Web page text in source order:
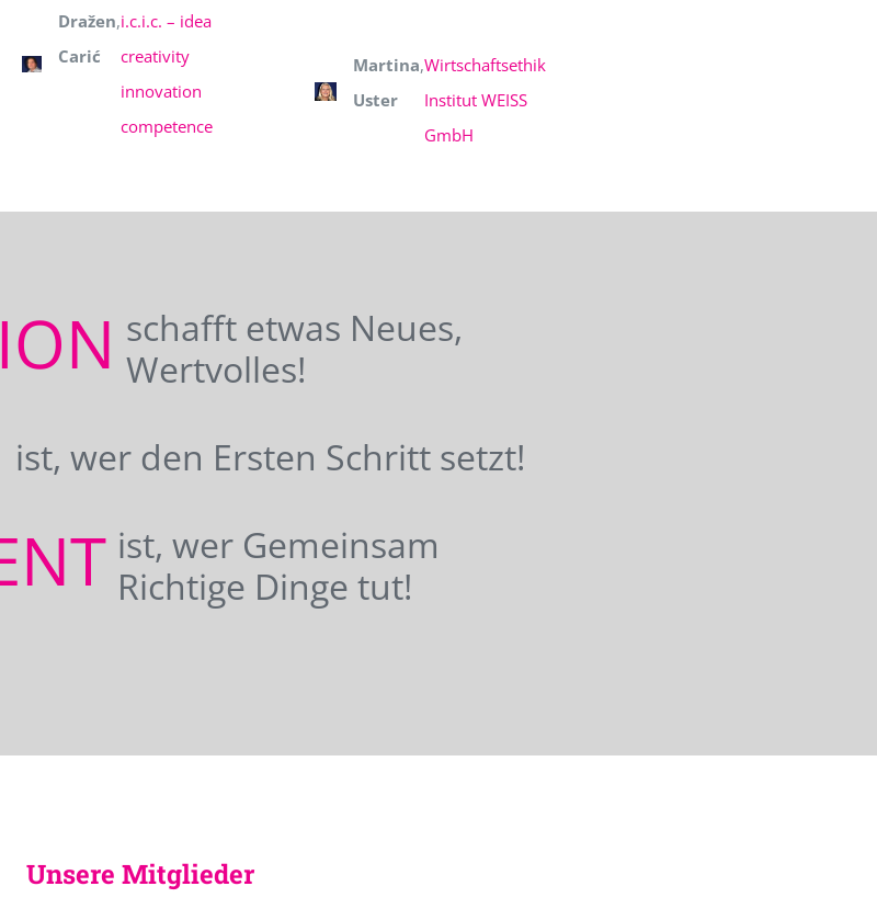
Dražen
Carić
,i.c.i.c. – idea
creativity
innovation
competence
Martina
Uster
,Wirtschaftsethik
Institut WEISS
GmbH
schafft etwas Neues,
Wertvolles!
ist, wer den Ersten Schritt setzt!
ist, wer Gemeinsam
Richtige Dinge tut!
Unsere Mitglieder